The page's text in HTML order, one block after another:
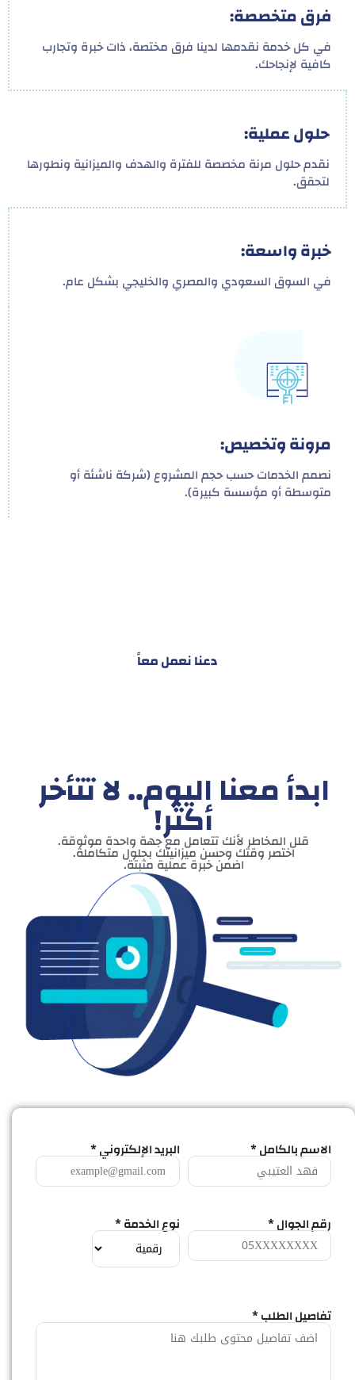
فرق متخصصة:
في كل خدمة نقدمها لدينا فرق مختصة، ذات خبرة وتجارب
كافية لإنجاحك.
حلول عملية:
نقدم حلول مرنة مخصصة للفترة والهدف والميزانية ونطورها
لتحقق.
خبرة واسعة:
في السوق السعودي والمصري والخليجي بشكل عام.
مرونة وتخصيص:
نصمم الخدمات حسب حجم المشروع (شركة ناشئة أو
متوسطة أو مؤسسة كبيرة).
دعنا نعمل معاً
ابدأ معنا اليوم.. لا تتأخر
أكثر!
قلل المخاطر لأنك تتعامل مع جهة واحدة موثوقة.
اختصر وقتك وحسن ميزانيتك بحلول متكاملة.
اضمن خبرة عملية مثبتة.
الاسم بالكامل * البريد الإلكتروني *
رقم الجوال * نوع الخدمة *
تفاصيل الطلب *